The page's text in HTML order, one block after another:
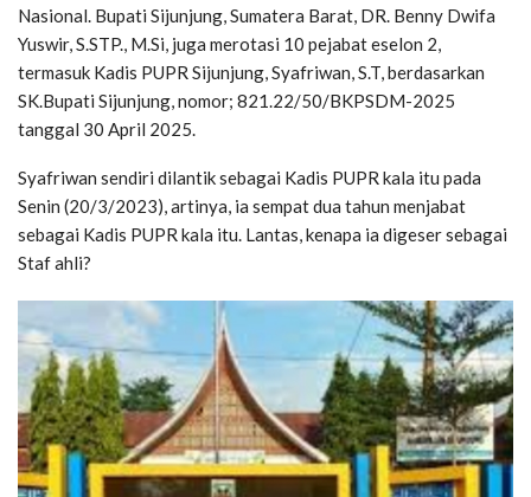
Nasional. Bupati Sijunjung, Sumatera Barat, DR. Benny Dwifa
Yuswir, S.STP., M.Si, juga merotasi 10 pejabat eselon 2,
termasuk Kadis PUPR Sijunjung, Syafriwan, S.T, berdasarkan
SK.Bupati Sijunjung, nomor; 821.22/50/BKPSDM-2025
tanggal 30 April 2025.
Syafriwan sendiri dilantik sebagai Kadis PUPR kala itu pada
Senin (20/3/2023), artinya, ia sempat dua tahun menjabat
sebagai Kadis PUPR kala itu. Lantas, kenapa ia digeser sebagai
Staf ahli?